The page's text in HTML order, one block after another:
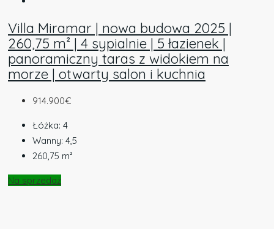
Villa Miramar | nowa budowa 2025 |
260,75 m² | 4 sypialnie | 5 łazienek |
panoramiczny taras z widokiem na
morze | otwarty salon i kuchnia
914.900€
Łóżka: 4
Wanny: 4,5
260,75 m²
Na sprzedaż